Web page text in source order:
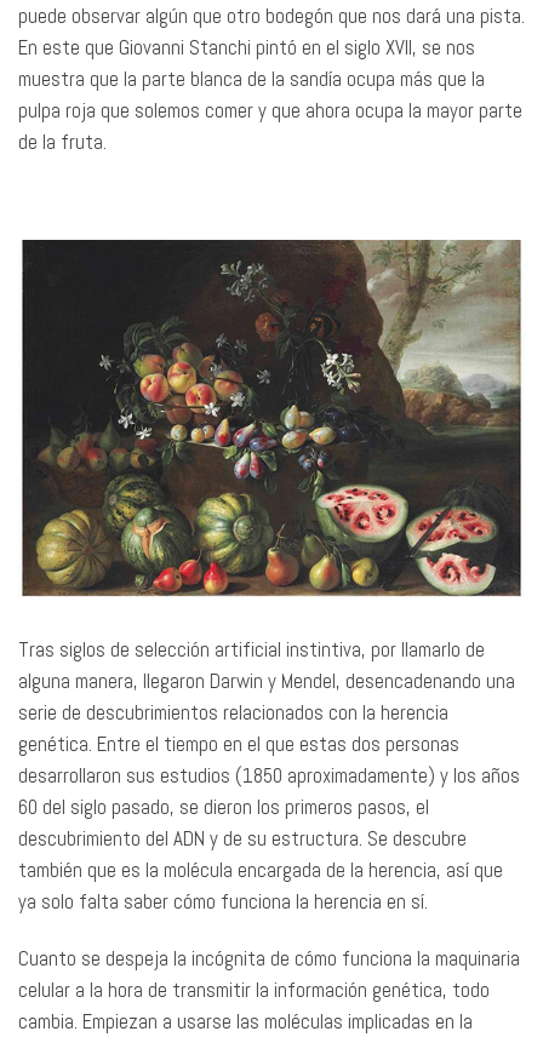
puede observar algún que otro bodegón que nos dará una pista.
En este que Giovanni Stanchi pintó en el siglo XVII, se nos
muestra que la parte blanca de la sandía ocupa más que la
pulpa roja que solemos comer y que ahora ocupa la mayor parte
de la fruta.
Tras siglos de selección artificial instintiva, por llamarlo de
alguna manera, llegaron Darwin y Mendel, desencadenando una
serie de descubrimientos relacionados con la herencia
genética. Entre el tiempo en el que estas dos personas
desarrollaron sus estudios (1850 aproximadamente) y los años
60 del siglo pasado, se dieron los primeros pasos, el
descubrimiento del ADN y de su estructura. Se descubre
también que es la molécula encargada de la herencia, así que
ya solo falta saber cómo funciona la herencia en sí.
Cuanto se despeja la incógnita de cómo funciona la maquinaria
celular a la hora de transmitir la información genética, todo
cambia. Empiezan a usarse las moléculas implicadas en la